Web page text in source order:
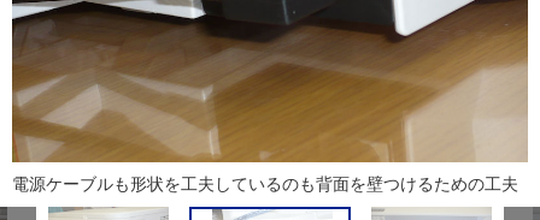
電源ケーブルも形状を工夫しているのも背面を壁つけるための工夫